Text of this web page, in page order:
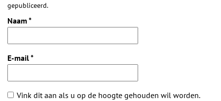
gepubliceerd.
Naam *
E-mail*
Vink dit aan als u op de hoogte gehouden wil worden.